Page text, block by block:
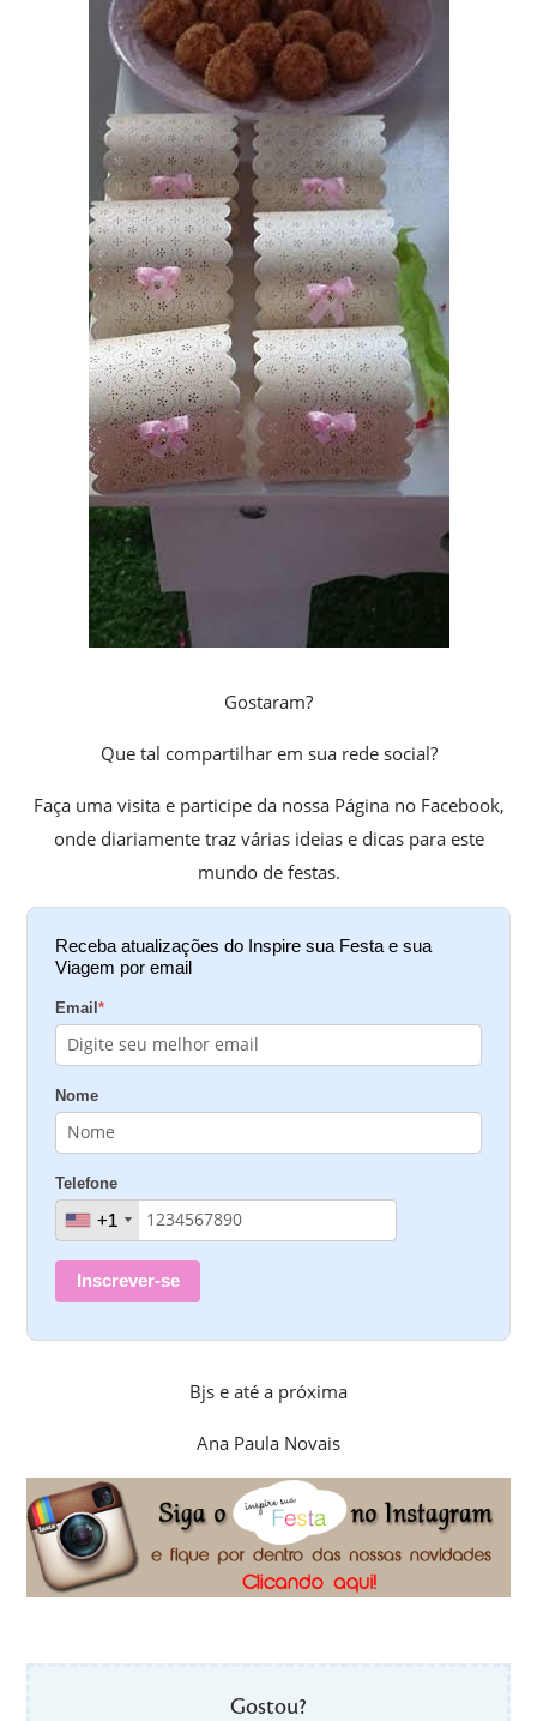
Gostaram?
Que tal compartilhar em sua rede social?
Faça uma visita e participe da nossa Página no Facebook,
onde diariamente traz várias ideias e dicas para este
mundo de festas.
Receba atualizações do Inspire sua Festa e sua
Viagem por email
Email*
Nome
Telefone
+1
+1
Inscrever-se
Bjs e até a próxima
Ana Paula Novais
Gostou?